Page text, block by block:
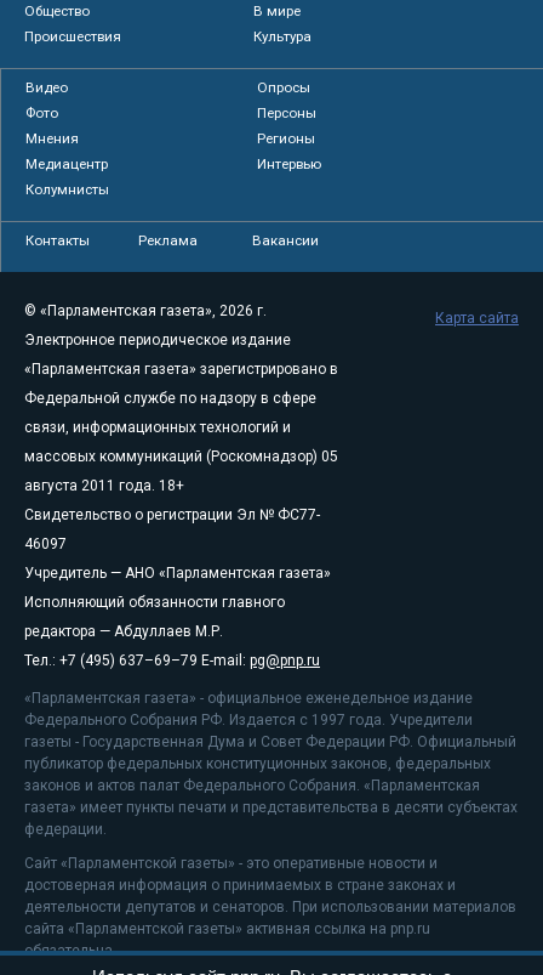
Общество
В мире
Происшествия
Культура
Видео
Опросы
Фото
Персоны
Мнения
Регионы
Медиацентр
Интервью
Колумнисты
Контакты Реклама Вакансии
© «Парламентская газета», 2026 г.
Электронное периодическое издание
«Парламентская газета» зарегистрировано в
Федеральной службе по надзору в сфере
связи, информационных технологий и
массовых коммуникаций (Роскомнадзор) 05
августа 2011 года. 18+
Свидетельство о регистрации Эл № ФС77-
46097
Учредитель — АНО «Парламентская газета»
Исполняющий обязанности главного
редактора — Абдуллаев М.Р.
Тел.: +7 (495) 637–69–79 E-mail: pg@pnp.ru
«Парламентская газета» - официальное еженедельное издание
Федерального Собрания РФ. Издается с 1997 года. Учредители
газеты - Государственная Дума и Совет Федерации РФ. Официальный
публикатор федеральных конституционных законов, федеральных
законов и актов палат Федерального Собрания. «Парламентская
газета» имеет пункты печати и представительства в десяти субъектах
федерации.
Сайт «Парламентской газеты» - это оперативные новости и
достоверная информация о принимаемых в стране законах и
деятельности депутатов и сенаторов. При использовании материалов
сайта «Парламентской газеты» активная ссылка на pnp.ru
обязательна.
Карта сайта